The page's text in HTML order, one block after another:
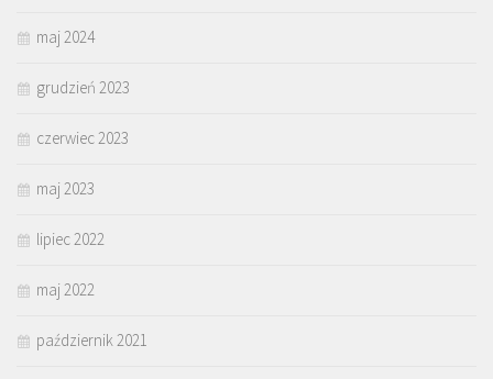
maj 2024
grudzień 2023
czerwiec 2023
maj 2023
lipiec 2022
maj 2022
październik 2021